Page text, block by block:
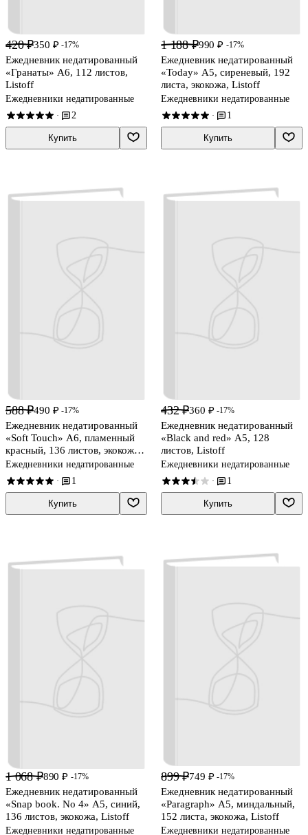
420 ₽350 ₽ -17%
Ежедневник недатированный
«Гранаты» А6, 112 листов,
Listoff
Ежедневники недатированные
· 2
Купить
1 188 ₽990 ₽ -17%
Ежедневник недатированный
«Today» А5, сиреневый, 192
листа, экокожа, Listoff
Ежедневники недатированные
· 1
Купить
588 ₽490 ₽ -17%
Ежедневник недатированный
«Soft Touch» А6, пламенный
красный, 136 листов, экокожа,
Listoff
Ежедневники недатированные
· 1
Купить
432 ₽360 ₽ -17%
Ежедневник недатированный
«Black and red» А5, 128
листов, Listoff
Ежедневники недатированные
· 1
Купить
1 068 ₽890 ₽ -17%
Ежедневник недатированный
«Snap book. No 4» А5, синий,
136 листов, экокожа, Listoff
Ежедневники недатированные
899 ₽749 ₽ -17%
Ежедневник недатированный
«Paragraph» А5, миндальный,
152 листа, экокожа, Listoff
Ежедневники недатированные